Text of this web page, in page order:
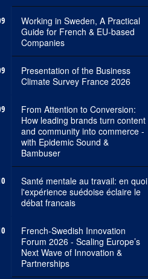
Working in Sweden, A Practical
Guide for French & EU-based
Companies
Presentation of the Business
Climate Survey France 2026
From Attention to Conversion:
How leading brands turn content
and community into commerce -
with Epidemic Sound &
Bambuser
Santé mentale au travail: en quoi
l'expérience suédoise éclaire le
débat francais
French-Swedish Innovation
Forum 2026 - Scaling Europe’s
Next Wave of Innovation &
Partnerships